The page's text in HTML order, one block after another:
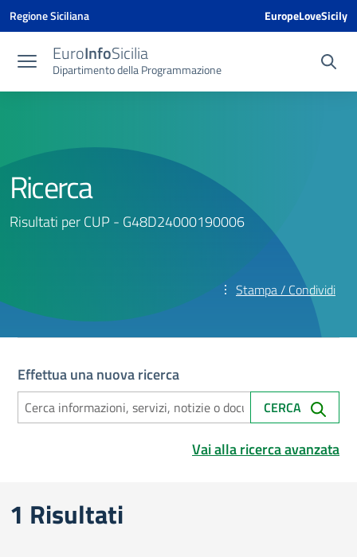
Vai ai contenuti
Vai al menu di navigazione
Vai al footer
Vai al banner delle Cookie Policy
Regione Siciliana EuropeLoveSicily
EuroInfoSicilia
Dipartimento della Programmazione
Ricerca
Risultati per CUP - G48D24000190006
Stampa / Condividi
Effettua una nuova ricerca
CERCA
Vai alla ricerca avanzata
Risultati di ricerca
1 Risultati